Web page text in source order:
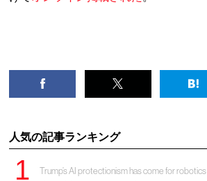
人気の記事ランキング
Trump’s AI protectionism has come for robotics